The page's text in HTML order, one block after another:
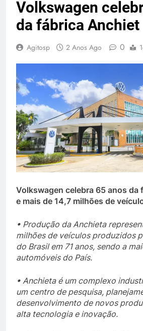
Volkswagen
da fábrica Anchiet
Agitosp 2 Anos Ago 0
Volkswagen celebra 65 anos da
e mais de 14,7 milhões de
• Produção da Anchieta
milhões de veículos produzidos
do Brasil em 71 anos, sendo a
automóveis do País.
• Anchieta é um complexo
um centro de pesquisa,
desenvolvimento de novos
alta tecnologia e inovação.